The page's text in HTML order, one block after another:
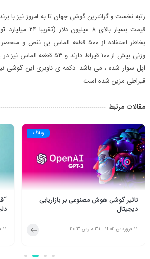
رتبه نخست و گرانترین گوشی جهان تا به امروز نیز با
بخاطر استفاده از ۵۰۰ قطعه الماس بی
وزنی بیش از ۱۰۰ قیراط دارند و
قیراطی مزین شده است.
مقالات مرتبط
وبلاگ
تاثیر گوشی هوش مصنوعی بر بازاریابی
دیجیتال
11 فروردین 1402 - 31 مارس 2023 11 فروردین 1402 - 31 مارس 2023